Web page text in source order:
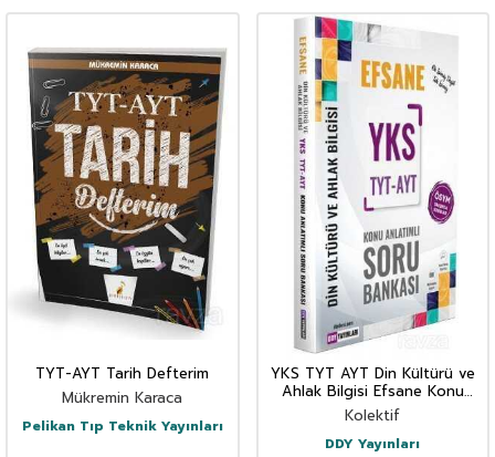
TYT-AYT Tarih Defterim
Mükremin Karaca
Pelikan Tıp Teknik Yayınları
YKS TYT AYT Din Kültürü ve
Ahlak Bilgisi Efsane Konu
Anlatımlı Soru Bankası
Kolektif
DDY Yayınları